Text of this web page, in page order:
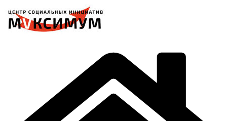
содержимому